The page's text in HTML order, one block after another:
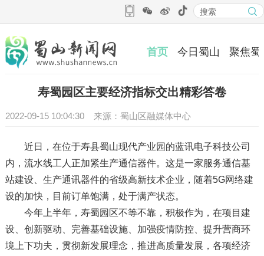
首页 今日蜀山 聚焦蜀
寿蜀园区主要经济指标交出精彩答卷
2022-09-15 10:04:30 来源：蜀山区融媒体中心
近日，在位于寿县蜀山现代产业园的蓝讯电子科技公司
内，流水线工人正加紧生产通信器件。这是一家服务通信基
站建设、生产通讯器件的省级高新技术企业，随着5G网络建
设的加快，目前订单饱满，处于满产状态。
今年上半年，寿蜀园区不等不靠，积极作为，在项目建
设、创新驱动、完善基础设施、加强疫情防控、提升营商环
境上下功夫，贯彻新发展理念，推进高质量发展，各项经济